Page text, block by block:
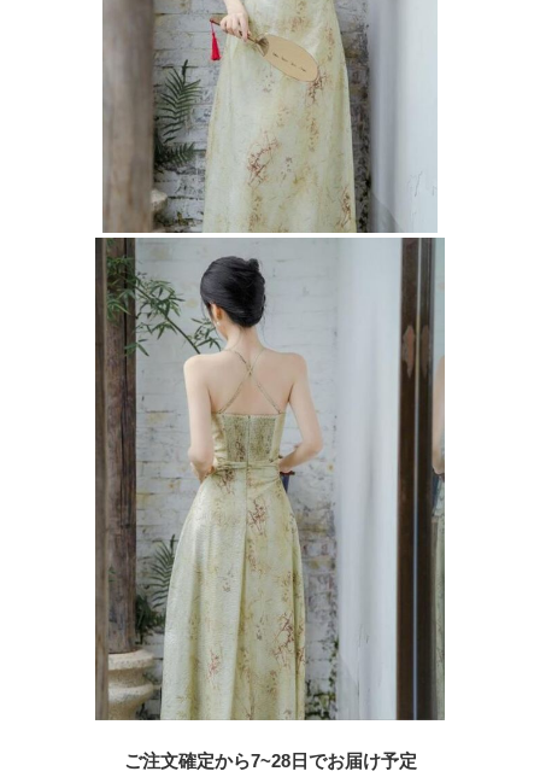
ご注文確定から7~28日でお届け予定